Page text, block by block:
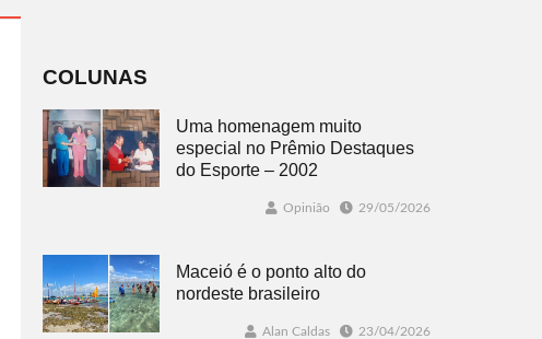
COLUNAS
Uma homenagem muito
especial no Prêmio Destaques
do Esporte – 2002
Opinião 29/05/2026
Maceió é o ponto alto do
nordeste brasileiro
Alan Caldas 23/04/2026